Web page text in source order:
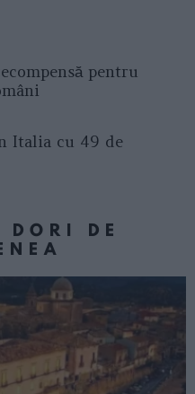
pentru
Italia cu 49 de
DE